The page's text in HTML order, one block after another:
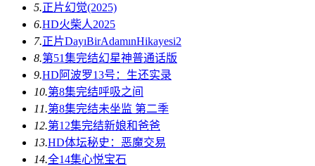
5.正片幻觉(2025)
6.HD火柴人2025
7.正片DayıBirAdamınHikayesi2
8.第51集完结幻星神普通话版
9.HD 阿波罗13号：生还实录
10.第8集完结呼吸之间
11.第8集完结未坐监 第二季
12.第12集完结新娘和爸爸
13.HD体坛秘史：恶魔交易
14.全14集心悦宝石